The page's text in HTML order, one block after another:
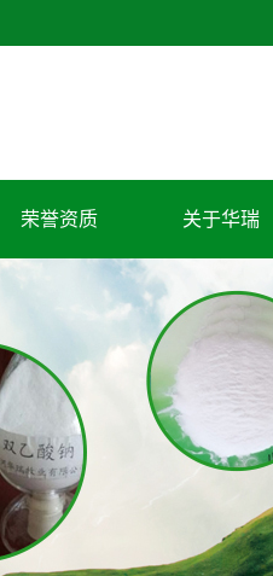
荣誉资质 关于华瑞